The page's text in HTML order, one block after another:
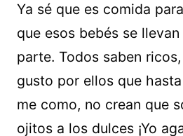
Ya sé que es comida
que esos bebés se
parte. Todos saben
gusto por ellos que
me como, no crean que
ojitos a los dulces ¡Yo